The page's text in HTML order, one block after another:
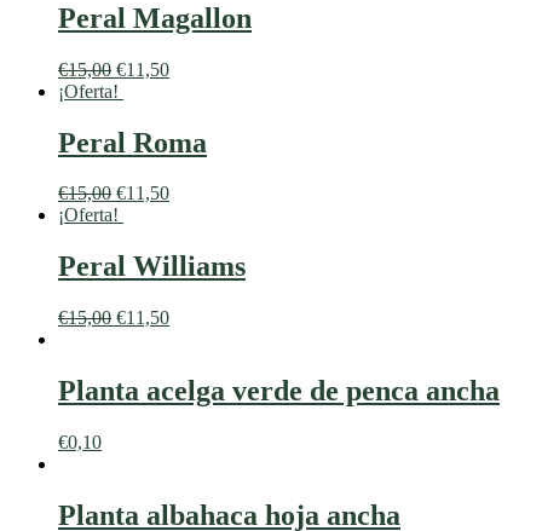
Peral Magallon
€15,00 €11,50
¡Oferta!
Peral Roma
€15,00 €11,50
¡Oferta!
Peral Williams
€15,00 €11,50
Planta acelga verde de penca ancha
€0,10
Planta albahaca hoja ancha